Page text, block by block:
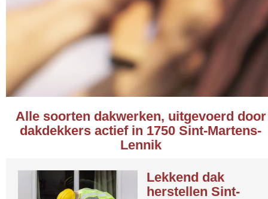
Alle soorten dakwerken, uitgevoerd door
dakdekkers actief in 1750 Sint-Martens-
Lennik
Lekkend dak
herstellen Sint-